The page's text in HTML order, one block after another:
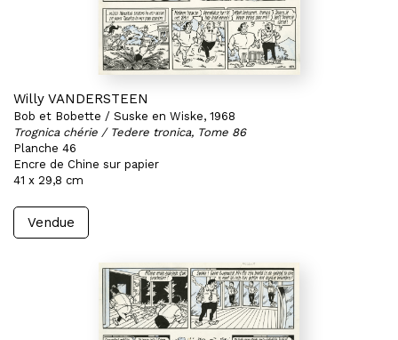
Willy VANDERSTEEN
Bob et Bobette / Suske en Wiske, 1968
Trognica chérie / Tedere tronica, Tome 86
Planche 46
Encre de Chine sur papier
41 x 29,8 cm
Vendue